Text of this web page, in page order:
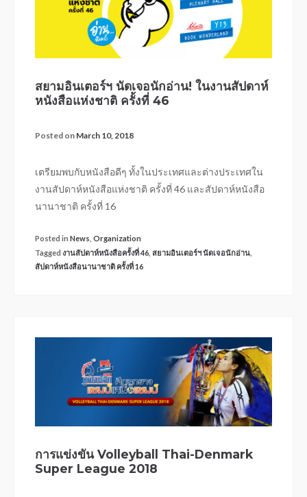
สยามอินเตอร์ฯ นัดเจอนักอ่าน! ในงานสัปดาห์
หนังสือแห่งชาติ ครั้งที่ 46
Posted on March 10, 2018
เตรียมพบกับหนังสือดีๆ ทั้งในประเทศและต่างประเทศใน
งานสัปดาห์หนังสือแห่งชาติ ครั้งที่ 46 และสัปดาห์หนังสือ
นานาชาติ ครั้งที่ 16
Posted in News Organization
Tagged งานสัปดาห์หนังสือครั้งที่ 46 สยามอินเตอร์ฯ นัดเจอนักอ่าน
สัปดาห์หนังสือนานาชาติ ครั้งที่ 16
การแข่งขัน Volleyball Thai-Denmark
Super League 2018